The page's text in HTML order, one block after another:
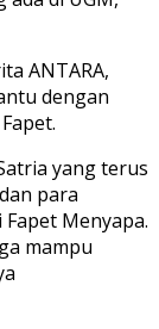
ANTARA,
dengan
yang terus
para
Menyapa.
mampu